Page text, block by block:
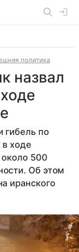
политика
назвал
гибель по
ходе
около 500
Об этом
иранского